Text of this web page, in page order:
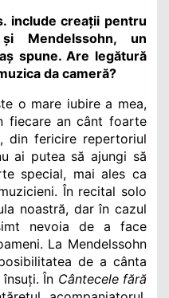
include creații pentru
Mendelssohn, un
spune. Are legătură
da cameră?
o mare iubire a mea,
fiecare an cânt foarte
din fericire repertoriul
ai putea să ajungi să
special, mai ales ca
În recital solo
noastră, dar în cazul
nevoia de a face
La Mendelssohn
de a cânta
În Cântecele fără